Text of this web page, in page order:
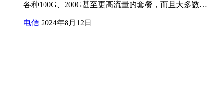
各种100G、200G甚至更高流量的套餐，而且大多数…
电信 2024年8月12日